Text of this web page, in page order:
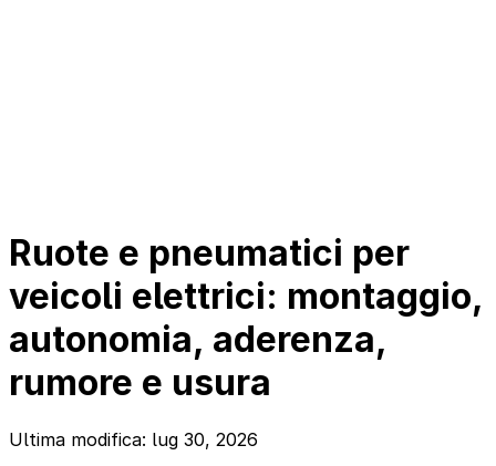
Ruote e pneumatici per
veicoli elettrici: montaggio,
autonomia, aderenza,
rumore e usura
Ultima modifica: lug 30, 2026